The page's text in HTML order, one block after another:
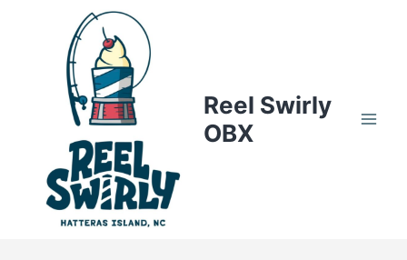
Reel Swirly
OBX